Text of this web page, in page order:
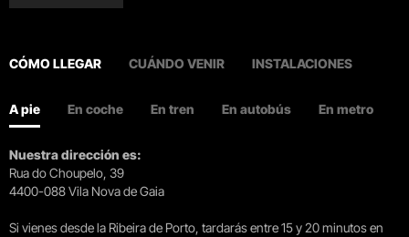
CÓMO LLEGAR CUÁNDO VENIR INSTALACIONES
A pie En coche En tren En autobús En metro
Nuestra dirección es:
Rua do Choupelo, 39
4400-088 Vila Nova de Gaia
Si vienes desde la Ribeira de Porto, tardarás entre 15 y 20 minutos en